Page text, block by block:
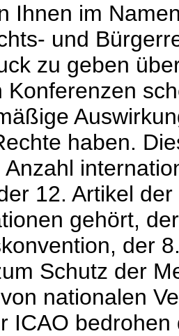
Ihnen im
und
zu geben
Konferenzen
haben.
12. Artikel
gehört,
der
Schutz der
nationalen
ICAO